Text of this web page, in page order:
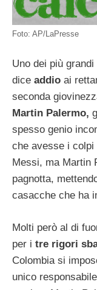
Foto: AP/LaPresse
Uno dei più
dice addio ai
seconda
Martin Palermo,
spesso genio
che avesse i colpi
Messi, ma Martin
pagnotta,
casacche che ha
Molti però al di
per i tre rigori
Colombia si
unico